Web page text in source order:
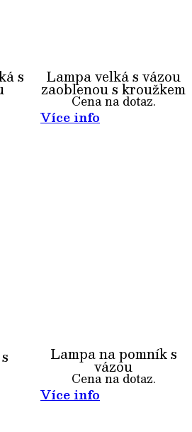
s Lampa velká s vázou
zaoblenou s kroužkem
Cena na dotaz.
Více info
Lampa na pomník s
vázou
Cena na dotaz.
Více info